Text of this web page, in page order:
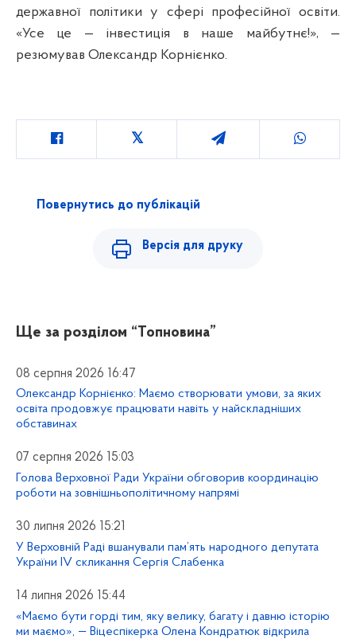
державної політики у сфері професійної освіти.
«Усе це — інвестиція в наше майбутнє!», —
резюмував Олександр Корнієнко.
Повернутись до публікацій
Версія для друку
Ще за розділом “Топновина”
08 серпня 2026 16:47
Олександр Корнієнко: Маємо створювати умови, за яких
освіта продовжує працювати навіть у найскладніших
обставинах
07 серпня 2026 15:03
Голова Верховної Ради України обговорив координацію
роботи на зовнішньополітичному напрямі
30 липня 2026 15:21
У Верховній Раді вшанували пам’ять народного депутата
України IV скликання Сергія Слабенка
14 липня 2026 15:44
«Маємо бути горді тим, яку велику, багату і давню історію
ми маємо», — Віцеспікерка Олена Кондратюк відкрила